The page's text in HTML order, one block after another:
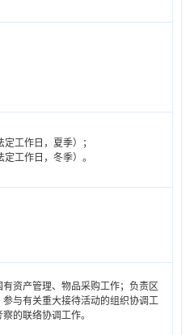
定工作日，夏季）；
定工作日，冬季）。
资产管理、物品采购工作；负责区
与有关重大接待活动的组织协调工
的联络协调工作。